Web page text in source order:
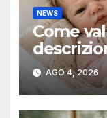
NEWS
Come
reborn
AGO 4, 2026